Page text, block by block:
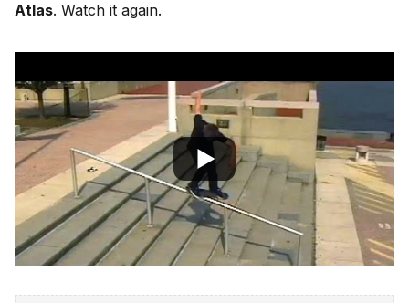
Atlas. Watch it again.